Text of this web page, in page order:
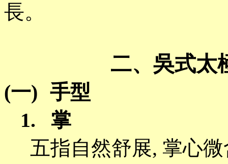
長。
二、吳式太
(一) 手型
1.
掌
五指自然舒展, 掌心微